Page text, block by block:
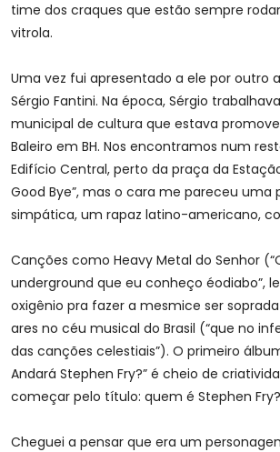
time dos craques que estão sempre
vitrola.
Uma vez fui apresentado a ele por outro
Sérgio Fantini. Na época, Sérgio
municipal de cultura que estava
Baleiro em BH. Nos encontramos num
Edifício Central, perto da praça da
Good Bye”, mas o cara me pareceu uma
simpática, um rapaz latino-americano,
Canções como Heavy Metal do Senhor
underground que eu conheço éodiabo”,
oxigênio pra fazer a mesmice ser
ares no céu musical do Brasil (“que no
das canções celestiais”). O primeiro
Andará Stephen Fry?” é cheio de
começar pelo título: quem é Stephen Fry?
Cheguei a pensar que era um